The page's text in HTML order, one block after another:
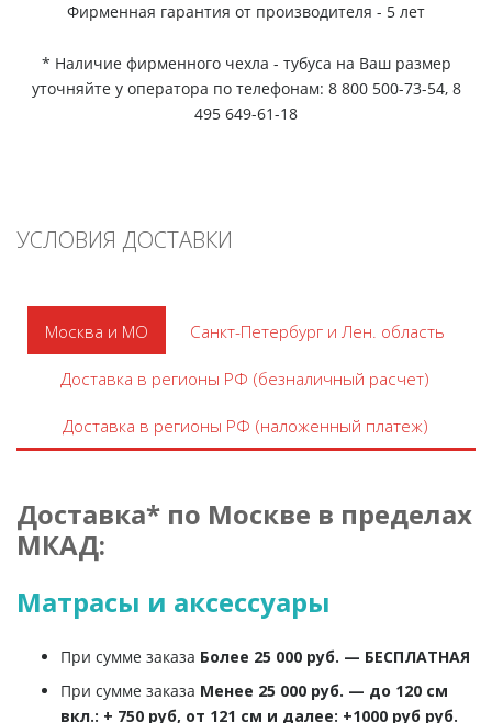
Фирменная гарантия от производителя - 5 лет
* Наличие фирменного чехла - тубуса на Ваш размер
уточняйте у оператора по телефонам: 8 800 500-73-54, 8
495 649-61-18
УСЛОВИЯ ДОСТАВКИ
Москва и МО Санкт-Петербург и Лен. область
Доставка в регионы РФ (безналичный расчет)
Доставка в регионы РФ (наложенный платеж)
Доставка* по Москве в пределах
МКАД:
Матрасы и аксессуары
При сумме заказа Более 25 000 руб. — БЕСПЛАТНАЯ
При сумме заказа Менее 25 000 руб. — до 120 см
вкл.: + 750 руб, от 121 см и далее: +1000 руб руб.